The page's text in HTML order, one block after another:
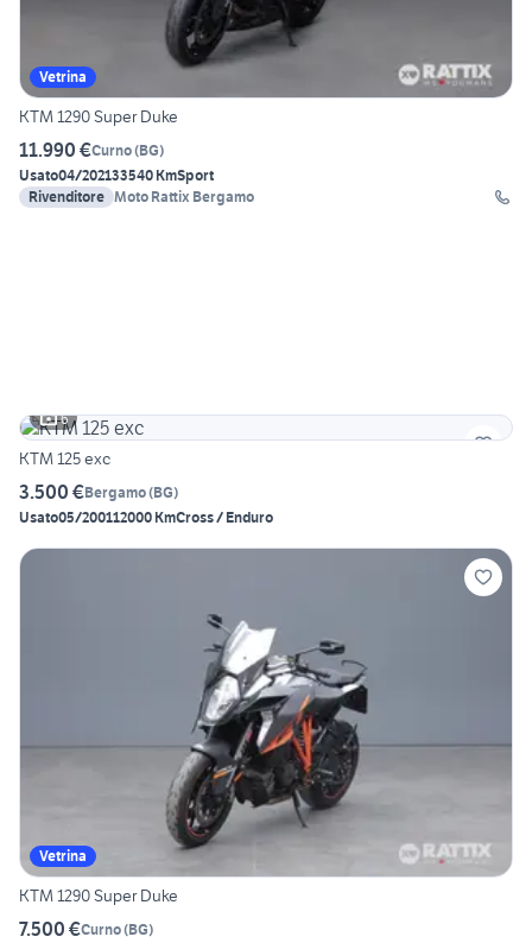
Vetrina
KTM 1290 Super Duke
11.990 €Curno(BG)
Usato04/202133540 KmSport
Rivenditore Moto Rattix Bergamo
6
KTM 125 exc
3.500 €Bergamo(BG)
Usato05/200112000 KmCross / Enduro
Vetrina
KTM 1290 Super Duke
7.500 €Curno(BG)